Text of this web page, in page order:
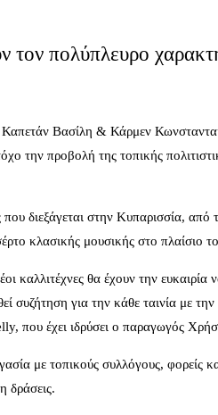
τον πολύπλευρο
Βασίλη & Κάρμεν
την προβολή της τοπικής
διεξάγεται στην Κυπαρισσία,
κλασικής μουσικής στο πλαίσιο
θα έχουν την
συζήτηση για την κάθε ταινία με
που έχει ιδρύσει ο παραγωγός
με τοπικούς συλλόγους, φορείς
δράσεις.